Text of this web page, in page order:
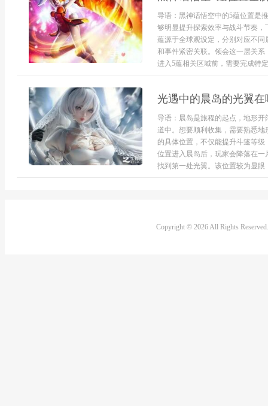
导语：黑神话悟空中的5蕴位置是
够明显提升探索效率与战斗节奏
蕴源于全球观设定，分别对应不
和事件紧密关联。领会这一层关
进入5蕴相关区域前，需要完成特
光遇中的晨岛的光翼在
导语：晨岛是旅程的起点，地形
道中。想要顺利收集，需要熟悉
的具体位置，不仅能提升斗篷等
位置进入晨岛后，玩家会降落在
找到第一处光翼。该位置较为显眼
Copyright © 2026 All Rights